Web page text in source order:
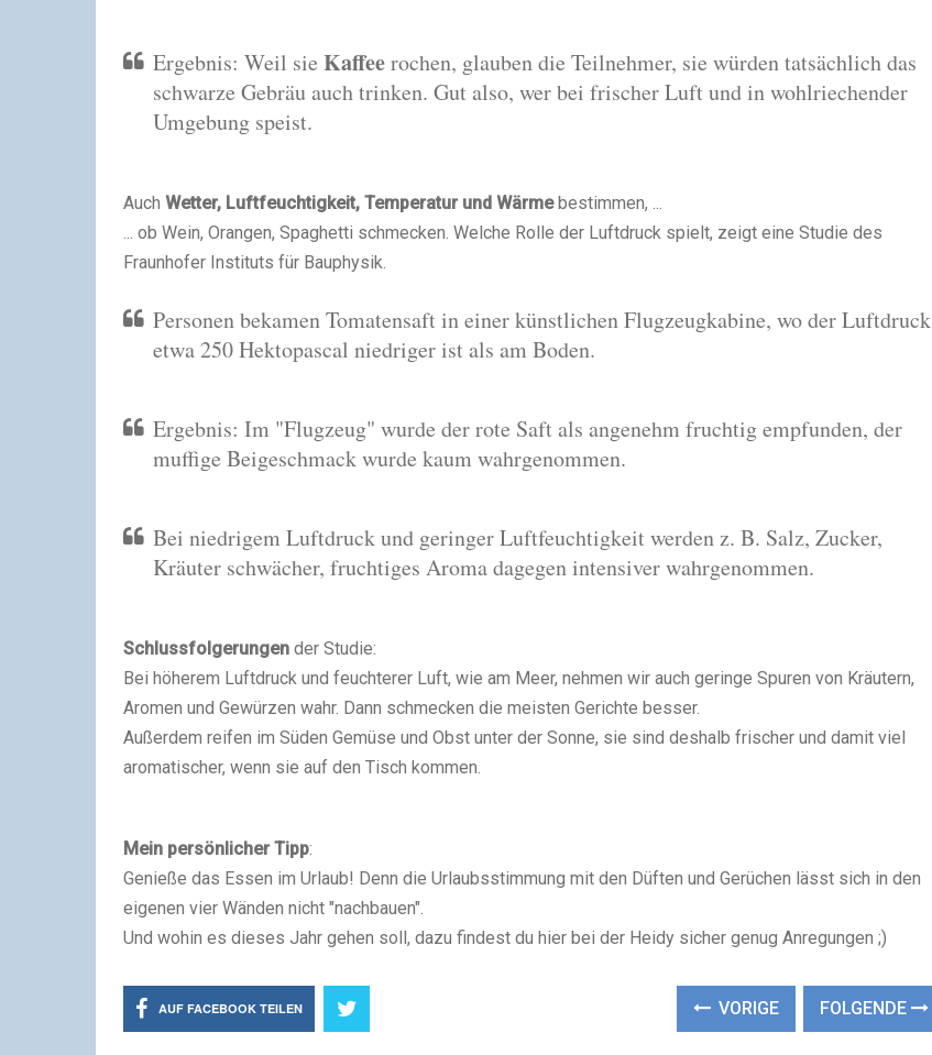
Ergebnis: Weil sie Kaffeerochen, glauben die Teilnehmer, sie würden tatsächlich das
schwarze Gebräu auch trinken. Gut also, wer bei frischer Luft und in wohlriechender
Umgebung speist.
Auch Wetter, Luftfeuchtigkeit, Temperatur und Wärmebestimmen, ...
... ob Wein, Orangen, Spaghetti schmecken. Welche Rolle der Luftdruck spielt, zeigt eine Studie des
Fraunhofer Instituts für Bauphysik.
Personen bekamen Tomatensaft in einer künstlichen Flugzeugkabine, wo der Luftdruck
etwa 250 Hektopascal niedriger ist als am Boden.
Ergebnis: Im "Flugzeug" wurde der rote Saft als angenehm fruchtig empfunden, der
muffige Beigeschmack wurde kaum wahrgenommen.
Bei niedrigem Luftdruck und geringer Luftfeuchtigkeit werden z. B. Salz, Zucker,
Kräuter schwächer, fruchtiges Aroma dagegen intensiver wahrgenommen.
Schlussfolgerungen der Studie:
Bei höherem Luftdruck und feuchterer Luft, wie am Meer, nehmen wir auch geringe Spuren von Kräutern,
Aromen und Gewürzen wahr. Dann schmecken die meisten Gerichte besser.
Außerdem reifen im Süden Gemüse und Obst unter der Sonne, sie sind deshalb frischer und damit viel
aromatischer, wenn sie auf den Tisch kommen.
Mein persönlicher Tipp:
Genieße das Essen im Urlaub! Denn die Urlaubsstimmung mit den Düften und Gerüchen lässt sich in den
eigenen vier Wänden nicht "nachbauen".
Und wohin es dieses Jahr gehen soll, dazu findest du hier bei der Heidy sicher genug Anregungen ;)
AUF FACEBOOK TEILEN VORIGE FOLGENDE